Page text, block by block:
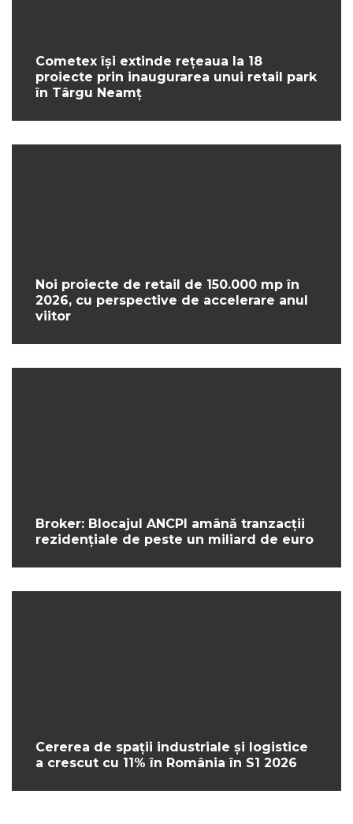
Cometex își extinde rețeaua la 18
proiecte prin inaugurarea unui retail park
în Târgu Neamț
Noi proiecte de retail de 150.000 mp în
2026, cu perspective de accelerare anul
viitor
Broker: Blocajul ANCPI amână tranzacții
rezidențiale de peste un miliard de euro
Cererea de spații industriale și logistice
a crescut cu 11% în România în S1 2026